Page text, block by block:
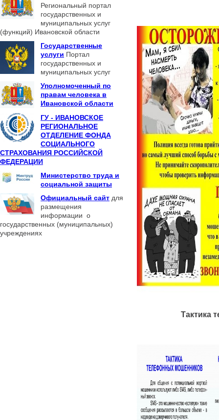
Тактика
Региональный портал
государственных и
муниципальных услуг
(функций) Ивановской области
Государственные
услуги Портал
государственных и
муниципальных услуг
Уполномоченный по
правам человека в
Ивановской области
ГУ - ИВАНОВСКОЕ
РЕГИОНАЛЬНОЕ
ОТДЕЛЕНИЕ ФОНДА
СОЦИАЛЬНОГО
СТРАХОВАНИЯ РОССИЙСКОЙ
ФЕДЕРАЦИИ
Министерство труда и
социальной защиты
Официальный сайт для
размещения
информации о
государственных (муниципальных)
учреждениях